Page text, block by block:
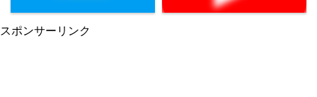
スポンサーリンク